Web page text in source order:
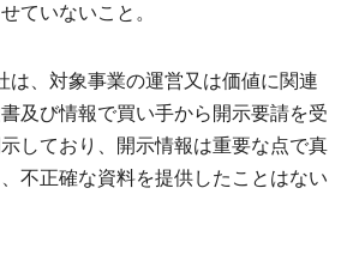
ていないこと。
は、対象事業の運営又は価値に関連
及び情報で買い手から開示要請を受
しており、開示情報は重要な点で真
不正確な資料を提供したことはない